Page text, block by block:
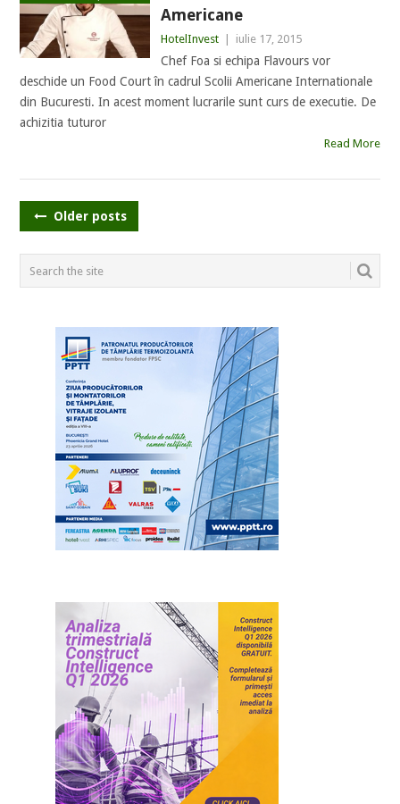
Americane
HotelInvest iulie 17, 2015
Chef Foa si echipa Flavours vor
deschide un Food Court în cadrul Scolii Americane Internationale
din Bucuresti. In acest moment lucrarile sunt curs de executie. De
achizitia tuturor
Read More
POSTS
Older posts